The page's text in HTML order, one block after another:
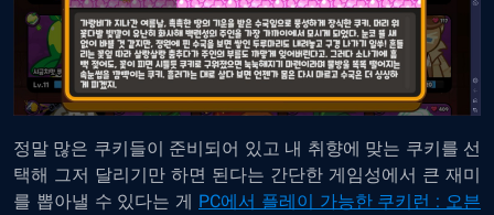
정말 많은 쿠키들이 준비되어 있고 내 취향에 맞는 쿠키를 선
택해 그저 달리기만 하면 된다는 간단한 게임성에서 큰 재미
를 뽑아낼 수 있다는 게 PC에서 플레이 가능한 쿠키런 : 오븐